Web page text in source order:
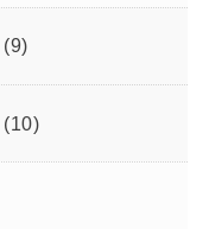
(9)
(10)